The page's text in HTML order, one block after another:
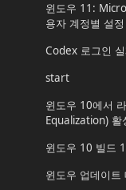
윈도우 11:
용자 계정별 설
Codex 로그인
start
윈도우 10에서
Equalization) 활
윈도우 10 빌드
윈도우 업데이트